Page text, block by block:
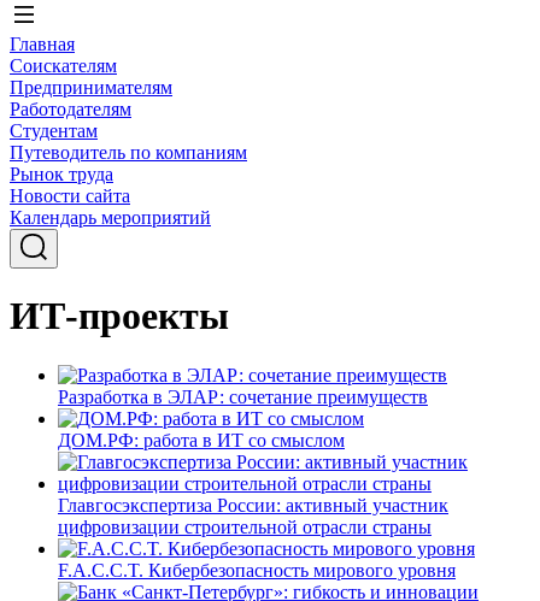
Главная
Соискателям
Предпринимателям
Работодателям
Студентам
Путеводитель по компаниям
Рынок труда
Новости сайта
Календарь мероприятий
ИТ-проекты
Разработка в ЭЛАР: сочетание преимуществ
ДОМ.РФ: работа в ИТ со смыслом
Главгосэкспертиза России: активный участник
цифровизации строительной отрасли страны
F.A.C.C.T. Кибербезопасность мирового уровня